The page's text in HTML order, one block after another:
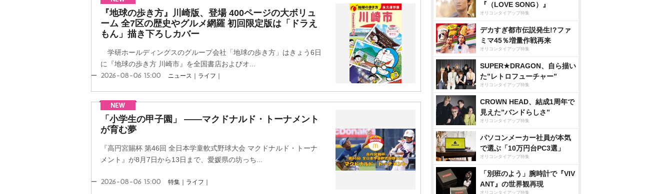
『地球の歩き方』川崎版、登場 400ページの大ボリュ
ーム 全7区の歴史やグルメ網羅 初回限定版は「ドラえ
もん」描き下ろしカバー
学研ホールディングスのグループ会社「地球の歩き方」はきょう6日
に『地球の歩き方 川崎市』を全国書店およびオ...
2026-08-06 15:00 ニュース｜ライフ｜
「小学生の甲子園」 ――マクドナルド・トーナメント
が育む夢
『高円宮賜杯 第46回 全日本学童軟式野球大会 マクドナルド・トーナ
メント』が8月7日から13日まで、愛媛県の坊っち...
2026-08-06 15:00 特集｜ライフ｜
『（LOVE SONG）』
オリコンタイアップ特集
デカすぎ都市伝説発生!?ファ
ミマ45％増量作戦再来
オリコンタイアップ特集
SUPER★DRAGON、自ら描い
た”レトロフューチャー”
オリコンタイアップ特集
CROWN HEAD、結成1周年で
見えた”バンドらしさ”
オリコンタイアップ特集
パソコンメーカー社員が本気
で選ぶ「10万円台PC3選」
オリコンタイアップ特集
「別班のよう」腕時計で『VIV
ANT』の世界観再現
オリコンタイアップ特集